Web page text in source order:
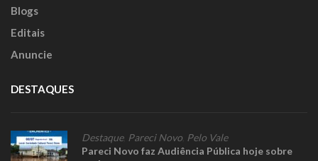
Blogs
Editais
Anuncie
DESTAQUES
Destaque, Pareci Novo Pelo Vale
Pareci Novo faz Audiência Pública hoje sobre